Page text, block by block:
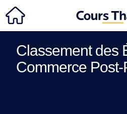
Classement des
Commerce